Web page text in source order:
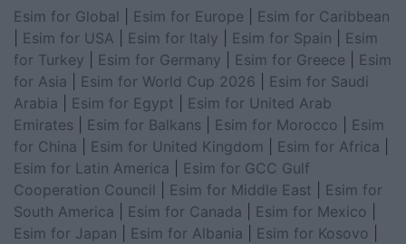
Esim for Global Esim for Europe
Esim for Caribbean
Esim for USA Esim for Italy Esim for Spain
Esim
for Turkey
Esim for Germany Esim for Greece
Esim
for Asia
Esim for World Cup 2026
Esim for Saudi
Arabia
Esim for Egypt
Esim for United Arab
Emirates
Esim for Balkans Esim for Morocco
Esim
for China
Esim for United Kingdom Esim for Africa
Esim for Latin America
Esim for GCC Gulf
Cooperation Council
Esim for Middle East
Esim for
South America
Esim for Canada Esim for Mexico
Esim for Japan
Esim for Albania Esim for Kosovo